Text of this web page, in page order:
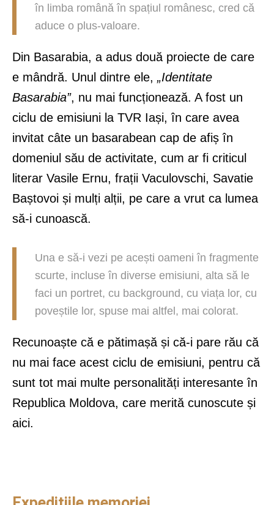
în limba română în spațiul românesc, cred că
aduce o plus-valoare.
Din Basarabia, a adus două proiecte de care
e mândră. Unul dintre ele, „Identitate
Basarabia”, nu mai funcționează. A fost un
ciclu de emisiuni la TVR Iași, în care avea
invitat câte un basarabean cap de afiș în
domeniul său de activitate, cum ar fi criticul
literar Vasile Ernu, frații Vaculovschi, Savatie
Baștovoi și mulți alții, pe care a vrut ca lumea
să-i cunoască.
Una e să-i vezi pe acești oameni în fragmente
scurte, incluse în diverse emisiuni, alta să le
faci un portret, cu background, cu viața lor, cu
poveștile lor, spuse mai altfel, mai colorat.
Recunoaște că e pătimașă și că-i pare rău că
nu mai face acest ciclu de emisiuni, pentru că
sunt tot mai multe personalități interesante în
Republica Moldova, care merită cunoscute și
aici.